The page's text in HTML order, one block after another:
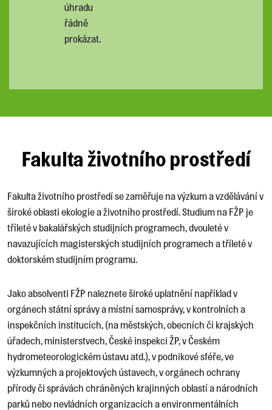
úhradu
řádně
prokázat.
Fakulta životního prostředí
Fakulta životního prostředí se zaměřuje na výzkum a vzdělávání v
široké oblasti ekologie a životního prostředí. Studium na FŽP je
tříleté v bakalářských studijních programech, dvouleté v
navazujících magisterských studijních programech a tříleté v
doktorském studijním programu.
Jako absolventi FŽP naleznete široké uplatnění například v
orgánech státní správy a místní samosprávy, v kontrolních a
inspekčních institucích, (na městských, obecních či krajských
úřadech, ministerstvech, České inspekci ŽP, v Českém
hydrometeorologickém ústavu atd.), v podnikové sféře, ve
výzkumných a projektových ústavech, v orgánech ochrany
přírody či správách chráněných krajinných oblastí a národních
parků nebo nevládních organizacích a environmentálních